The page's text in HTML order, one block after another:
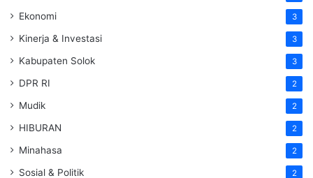
Ekonomi 3
Kinerja & Investasi 3
Kabupaten Solok 3
DPR RI 2
Mudik 2
HIBURAN 2
Minahasa 2
Sosial & Politik 2